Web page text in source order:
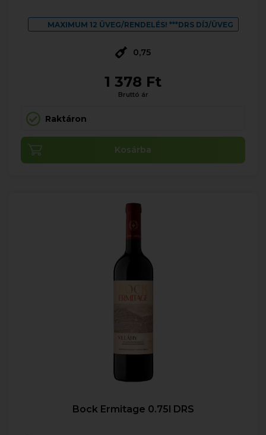
MAXIMUM 12 ÜVEG/RENDELÉS! ***DRS DÍJ/ÜVEG
0,75
1 378 Ft
Bruttó ár
Raktáron
Kosárba
Bock Ermitage 0.75l DRS